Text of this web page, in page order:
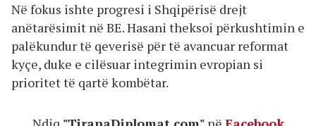
Në fokus ishte progresi i Shqipërisë drejt
anëtarësimit në BE. Hasani theksoi përkushtimin e
palëkundur të qeverisë për të avancuar reformat
kyçe, duke e cilësuar integrimin evropian si
prioritet të qartë kombëtar.